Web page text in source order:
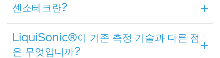
센소테크란?
LiquiSonic®이 기존 측정 기술과 다른 점
은 무엇입니까?